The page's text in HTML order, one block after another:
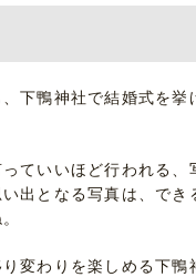
下鴨神社で結婚式を挙
ていいほど行われる、
出となる写真は、でき
変わりを楽しめる下鴨